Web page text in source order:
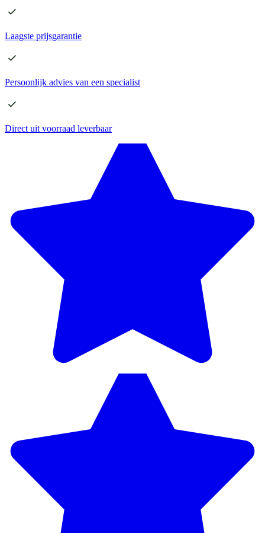
Laagste prijsgarantie
Persoonlijk advies van een specialist
Direct uit voorraad leverbaar